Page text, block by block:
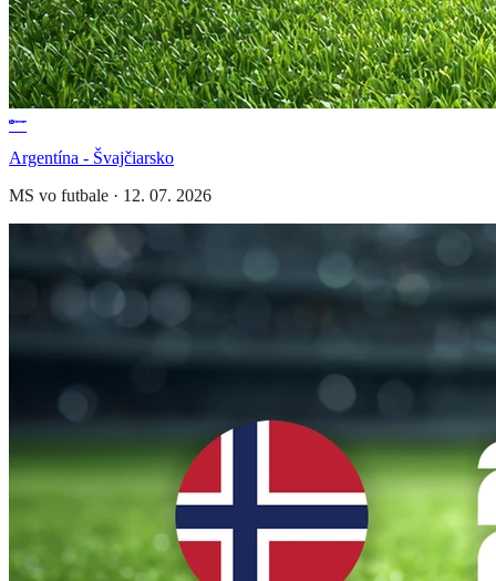
Argentína - Švajčiarsko
MS vo futbale · 12. 07. 2026